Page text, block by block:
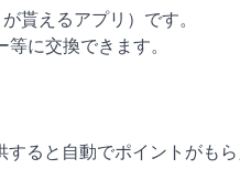
貰えるアプリ）です。
に交換できます。
ると自動でポイントがも